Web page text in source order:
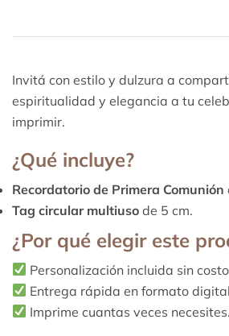
Invitá con estilo y dulzura a
espiritualidad y elegancia a tu
imprimir.
¿Qué incluye?
Recordatorio de Primera Comunión
Tag circular multiuso de 5 cm.
¿Por qué elegir este
Personalización incluida sin
Entrega rápida en formato
Imprime cuantas veces necesites.